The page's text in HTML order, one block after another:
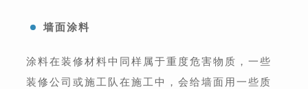
墙面涂料
涂料在装修材料中同样属于重度危害物质，一些
装修公司或施工队在施工中，会给墙面用一些质